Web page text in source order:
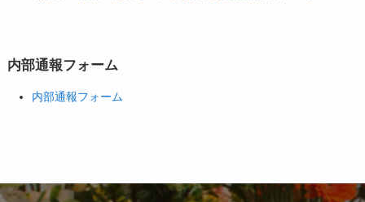
内部通報フォーム
内部通報フォーム